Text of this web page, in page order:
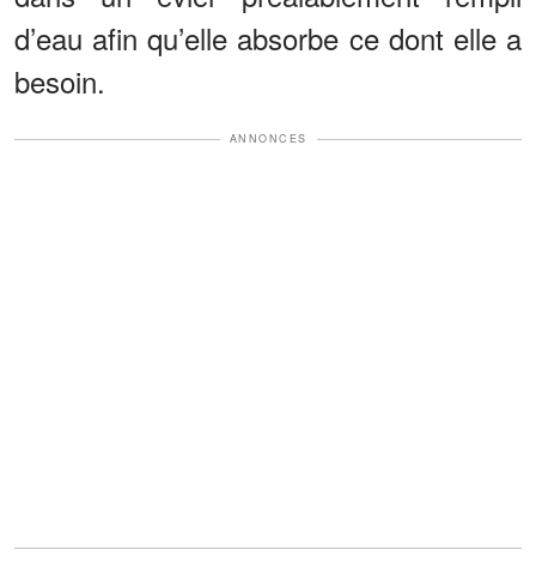
d’eau afin qu’elle absorbe ce dont elle a
besoin.
ANNONCES